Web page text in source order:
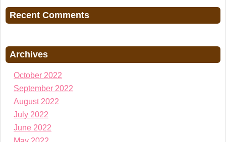
Recent Comments
Archives
October 2022
September 2022
August 2022
July 2022
June 2022